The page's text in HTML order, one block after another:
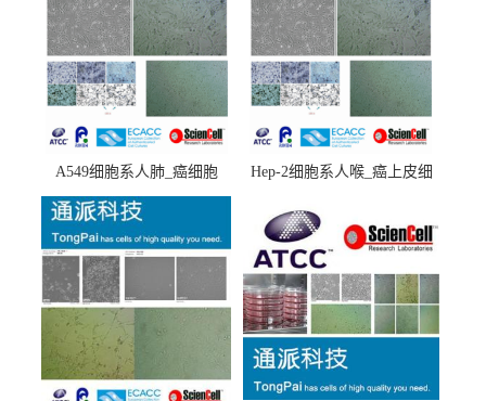
A549细胞系人肺_癌细胞
(A549细胞)
Hep-2细胞系人喉_癌上皮细